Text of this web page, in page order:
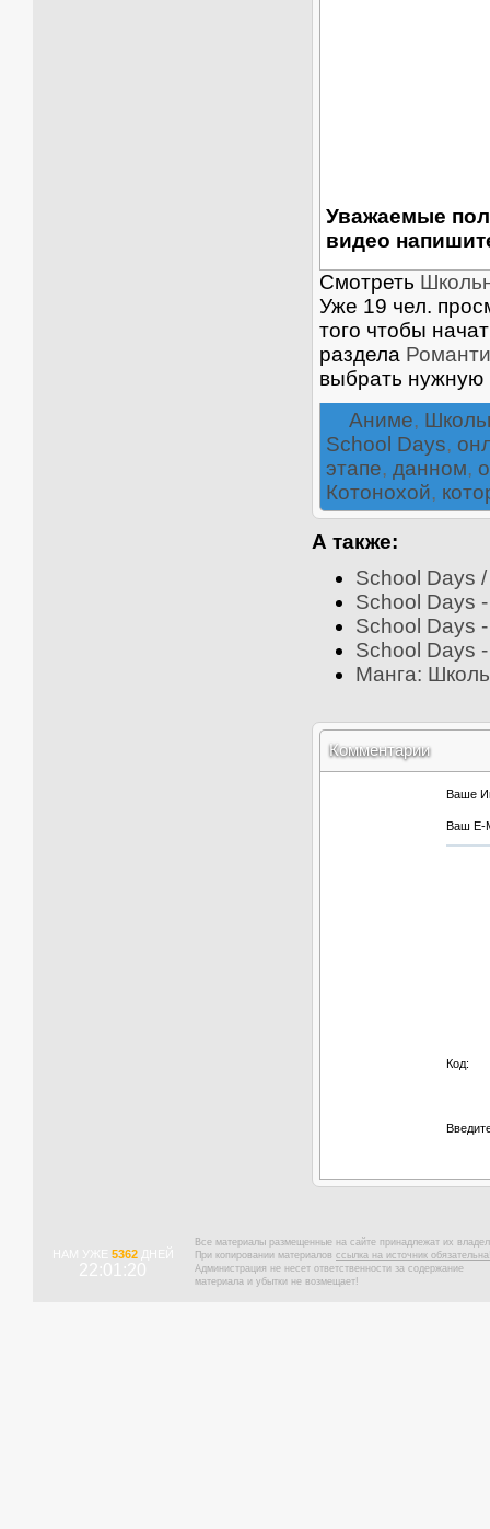
Уважаемые
видео
Смотреть
Уже 19 чел.
того чтобы
раздела
выбрать
Аниме,
School Days,
этапе, данном,
Котонохой,
А также:
School Days
School Days
School Days
School Days
Манга:
Комментарии
Ваше
Ваш E-
Код:
НАМ УЖЕ 5362ДНЕЙ
22:01:20
Все материалы размещенные на сайте принадлежат их
При копировании материалов ссылка на источник
Администрация не несет ответственности за содержание
материала и убытки не возмещает!